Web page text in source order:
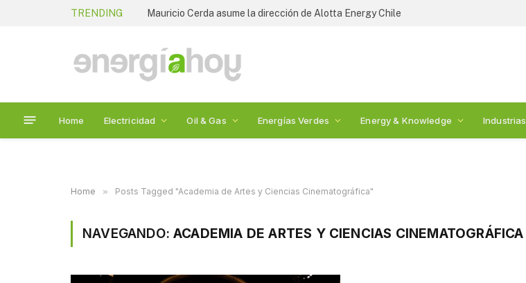
TRENDING Mauricio Cerda asume la dirección de Alotta Energy Chile
Home Electricidad Oil & Gas Energías Verdes Energy & Knowledge Industrias
Home » Posts Tagged "Academia de Artes y Ciencias Cinematográfica"
NAVEGANDO:ACADEMIA DE ARTES Y CIENCIAS CINEMATOGRÁFICA